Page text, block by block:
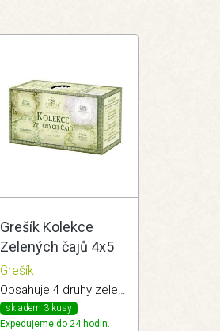
Grešík Kolekce
Zelených čajů 4x5
n.s.
Grešík
Obsahuje 4 druhy zelených čajů.
skladem 3 kusy
Expedujeme do 24 hodin.